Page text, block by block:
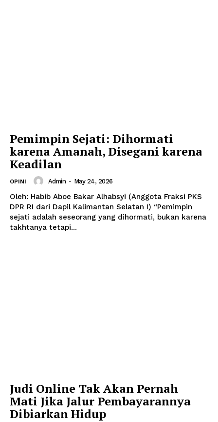
Contact
Pemimpin Sejati: Dihormati
karena Amanah, Disegani karena
Keadilan
OPINI Admin - May 24, 2026
Oleh: Habib Aboe Bakar Alhabsyi (Anggota Fraksi PKS
DPR RI dari Dapil Kalimantan Selatan I) “Pemimpin
sejati adalah seseorang yang dihormati, bukan karena
takhtanya tetapi...
Judi Online Tak Akan Pernah
Mati Jika Jalur Pembayarannya
Dibiarkan Hidup